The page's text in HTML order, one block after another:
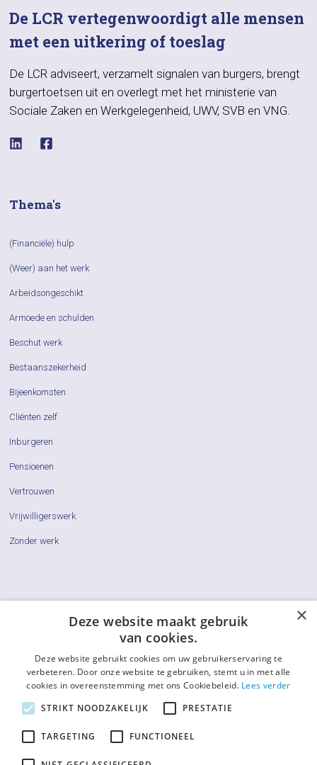
De LCR vertegenwoordigt alle mensen
met een uitkering of toeslag
De LCR adviseert, verzamelt signalen van burgers, brengt
burgertoetsen uit en overlegt met het ministerie van
Sociale Zaken en Werkgelegenheid, UWV, SVB en VNG.
Thema's
(Financiële) hulp
(Weer) aan het werk
Arbeidsongeschikt
Armoede en schulden
Beschut werk
Bestaanszekerheid
Bijeenkomsten
Cliënten zelf
Inburgeren
Pensioenen
Vertrouwen
Vrijwilligerswerk
Zonder werk
Cliëntenraden
Vraag & Antwoord
De LCR
Contact
×
Deze website maakt gebruik
van cookies.
Deze website gebruikt cookies om uw gebruikerservaring te
verbeteren. Door onze website te gebruiken, stemt u in met alle
cookies in overeenstemming met ons Cookiebeleid. Lees verder
STRIKT NOODZAKELIJK
PRESTATIE
TARGETING FUNCTIONEEL